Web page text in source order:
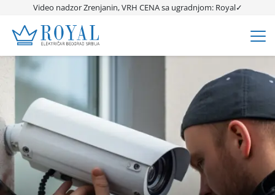
Video nadzor Zrenjanin, VRH CENA sa ugradnjom: Royal✓